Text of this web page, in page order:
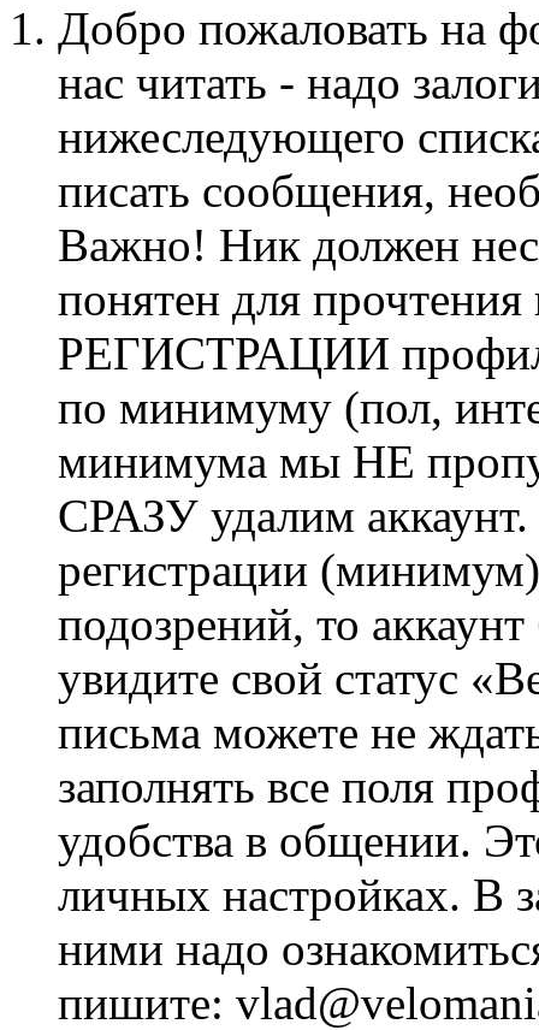
Добро пожаловать на
нас читать - надо
нижеследующего
писать сообщения,
Важно! Ник должен
понятен для
РЕГИСТРАЦИИ профиль
по минимуму (пол,
минимума мы НЕ
СРАЗУ удалим
регистрации
подозрений, то
увидите свой статус
письма можете не
заполнять все поля
удобства в общении.
личных настройках. В
ними надо
пишите: